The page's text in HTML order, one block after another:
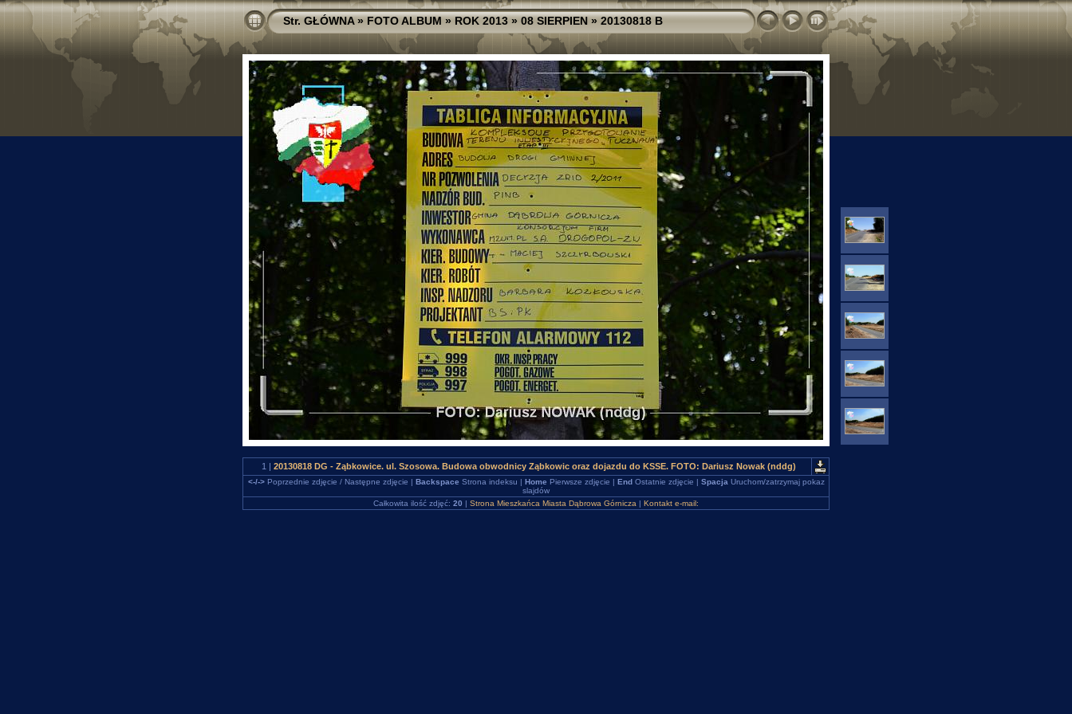
Str. GŁÓWNA»FOTO ALBUM»ROK 2013»08 SIERPIEN»20130818 B
1 | 20130818 DG - Ząbkowice. ul. Szosowa. Budowa obwodnicy Ząbkowic oraz dojazdu do KSSE. FOTO: Dariusz Nowak (nddg)
<-/->Poprzednie zdjęcie / Następne zdjęcie | Backspace Strona indeksu | Home Pierwsze zdjęcie | EndOstatnie zdjęcie | Spacja Uruchom/zatrzymaj pokaz
slajdów
Całkowita ilość zdjęć: 20 | Strona Mieszkańca Miasta Dąbrowa Górnicza | Kontakt e-mail: